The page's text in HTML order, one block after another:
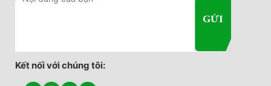
Kết nối với chúng tôi: